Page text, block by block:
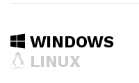
WINDOWS
LINUX